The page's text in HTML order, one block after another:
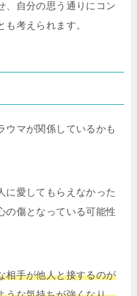
、自分の思う通りにコン
も考えられます。
ウマが関係しているかも
に愛してもらえなかった
の傷となっている可能性
相手が他人と接するのが